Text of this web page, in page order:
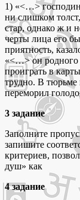
1) «<…>
ни слишком
стар, однако ж и
черты лица его
приятность,
«<…> он родного
проиграть в
трудно. В тюрьме
переморил
3 задание
Заполните
запишите
критериев,
душ» как
4 задание